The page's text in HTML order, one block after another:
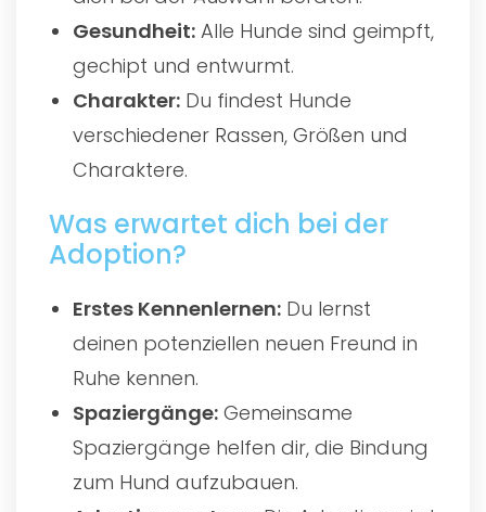
Gesundheit: Alle Hunde sind geimpft,
gechipt und entwurmt.
Charakter: Du findest Hunde
verschiedener Rassen, Größen und
Charaktere.
Was erwartet dich bei der
Adoption?
Erstes Kennenlernen: Du lernst
deinen potenziellen neuen Freund in
Ruhe kennen.
Spaziergänge: Gemeinsame
Spaziergänge helfen dir, die Bindung
zum Hund aufzubauen.